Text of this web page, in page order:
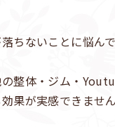
ちないことに悩ん
整体・ジム・
果が実感できませ